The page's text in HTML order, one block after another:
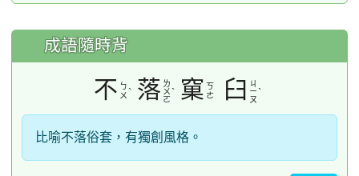
成語隨時背
不 ㄅ
ㄨ ˋ 落 ㄌ
ㄨ
ㄛ
ˋ 窠 ㄎ
ㄜ
臼 ㄐ
ㄧ
ㄡ
ˋ
比喻不落俗套，有獨創風格。